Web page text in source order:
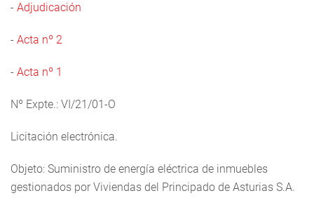
- Adjudicación
- Acta nº 2
- Acta nº 1
Nº Expte.: VI/21/01-O
Licitación electrónica.
Objeto: Suministro de energía eléctrica de inmuebles
gestionados por Viviendas del Principado de Asturias S.A.